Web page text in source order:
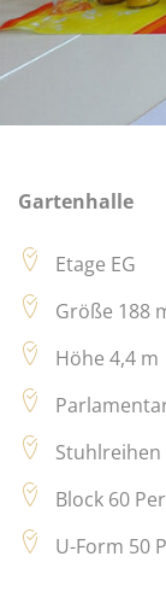
Gartenhalle
Etage EG
Größe 188
Höhe 4,4 m
Stuhlreihen
Block 60
U-Form 50